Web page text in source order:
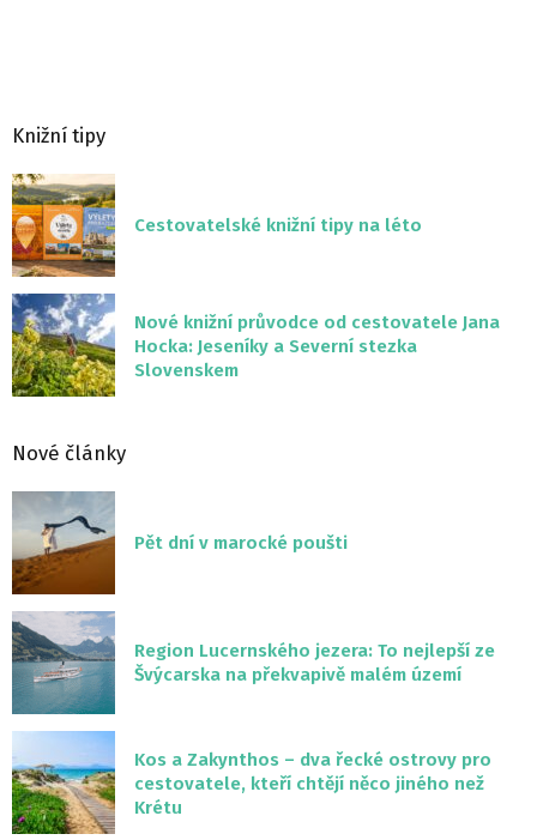
Knižní tipy
Cestovatelské knižní tipy na léto
Nové knižní průvodce od cestovatele Jana
Hocka: Jeseníky a Severní stezka
Slovenskem
Nové články
Pět dní v marocké poušti
Region Lucernského jezera: To nejlepší ze
Švýcarska na překvapivě malém území
Kos a Zakynthos – dva řecké ostrovy pro
cestovatele, kteří chtějí něco jiného než
Krétu